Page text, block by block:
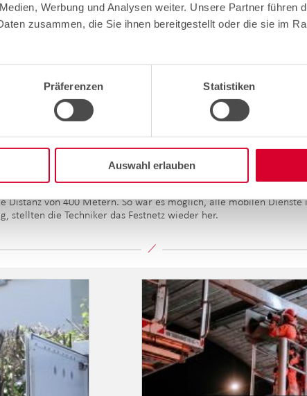
Werbung und Analysen weiter. Unsere Partner führen
zusammen, die Sie ihnen bereitgestellt oder die sie im
Präferenzen Statistiken
Auswahl erlauben
wurde mit Starlink, über Satellit, eine Internetverbindung
Gebiete geliefert. Drei Internetzugänge wurden den
Brücke verlaufende Fussgängerbrücke freigegeben hatten,
Distanz von 400 Metern. So war es möglich, alle mobilen
stellten die Techniker das Festnetz wieder her.